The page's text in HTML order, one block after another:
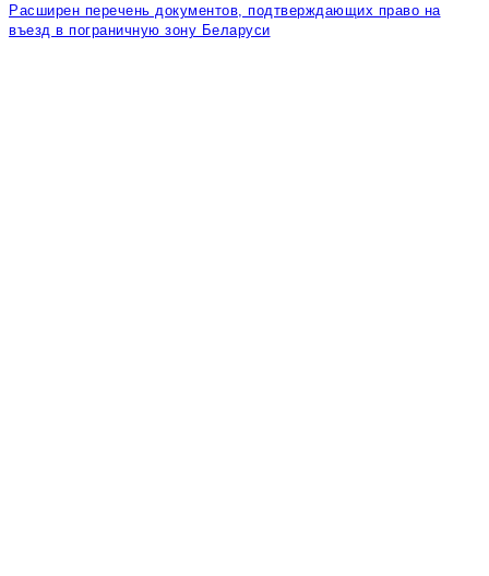
Расширен перечень документов, подтверждающих право на
въезд в пограничную зону Беларуси